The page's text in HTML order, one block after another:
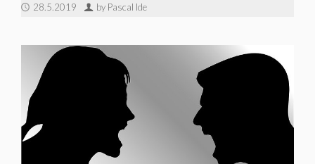
28.5.2019 by Pascal Ide